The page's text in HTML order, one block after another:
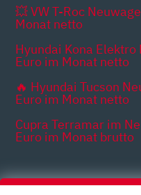
💥 VW T-Roc
Monat netto
Hyundai Kona
Euro im Monat netto
🔥 Hyundai Tucson
Euro im Monat netto
Cupra Terramar im
Euro im Monat brutto